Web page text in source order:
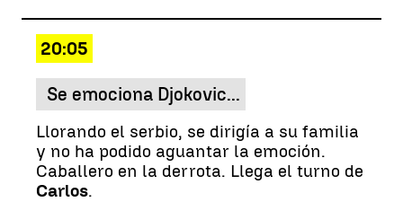
20:05
Se emociona Djokovic...
Llorando el serbio, se dirigía a su familia
y no ha podido aguantar la emoción.
Caballero en la derrota. Llega el turno de
Carlos.